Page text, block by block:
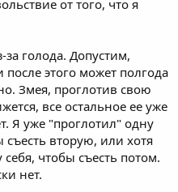
от того, что я
голода. Допустим,
этого может полгода
Змея, проглотив свою
все остальное ее уже
Я уже "проглотил" одну
вторую, или хотя
чтобы съесть потом.
нет.